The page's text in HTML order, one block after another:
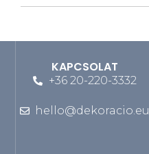
KAPCSOLAT
+36 20-220-3332
hello@dekoracio.eu